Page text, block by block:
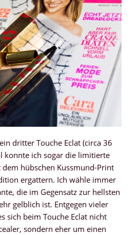
dritter Touche Eclat (circa 36
konnte ich sogar die limitierte
hübschen Kussmund-Print
ergattern. Ich wähle immer
die im Gegensatz zur hellsten
gelblich ist. Entgegen vieler
sich beim Touche Eclat nicht
sondern eher um einen